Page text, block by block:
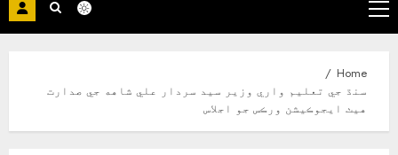
Primary
Menu
Home
سنڌ جي تعليم واري وزير سيد سردار علي شاهه جي صدارت
هيٺ ايجوڪيشن ورڪس جو اجلاس